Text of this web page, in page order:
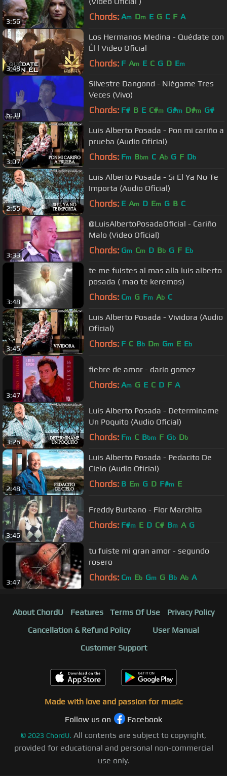
3:56 Chords: Am Dm E G C F A
3:48
Los Hermanos Medina - Quédate con
Él l Video Oficial
Chords: F Am E C G D Em
6:38
Silvestre Dangond - Niégame Tres
Veces (Vivo)
Chords: F# B E C#m G#m D#m G#
3:07
Luis Alberto Posada - Pon mi cariño a
prueba (Audio Oficial)
Chords: Fm Bbm C Ab G F Db
2:55
Luis Alberto Posada - Si El Ya No Te
Importa (Audio Oficial)
Chords: E Am D Em G B C
3:33
@LuisAlbertoPosadaOficial - Cariño
Malo (Video Oficial)
Chords: Gm Cm D Bb G F Eb
3:48
te me fuistes al mas alla luis alberto
posada ( mao te keremos)
Chords: Cm G Fm Ab C
3:45
Luis Alberto Posada - Vividora (Audio
Oficial)
Chords: F C Bb Dm Gm E Eb
3:47
fiebre de amor - dario gomez
Chords: Am G E C D F A
3:26
Luis Alberto Posada - Determiname
Un Poquito (Audio Oficial)
Chords: Fm C Bbm F Gb Db
2:48
Luis Alberto Posada - Pedacito De
Cielo (Audio Oficial)
Chords: B Em G D F#m E
3:46
Freddy Burbano - Flor Marchita
Chords: F#m E D C# Bm A G
3:47
tu fuiste mi gran amor - segundo
rosero
Chords: Cm Eb Gm G Bb Ab A
About ChordU Features Terms Of Use
Privacy Policy
Cancellation & Refund Policy
User Manual
Customer Support
Made with love and passion for music
Follow us on
Facebook
© 2023 ChordU. All contents are subject to copyright,
provided for educational and personal non-commercial
use only.